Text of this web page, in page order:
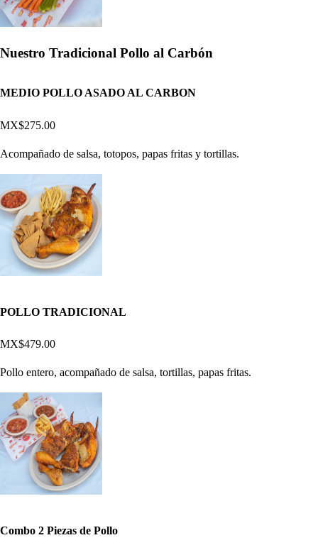
Nuestro Tradicional Pollo al Carbón
MEDIO POLLO ASADO AL CARBON
MX$275.00
Acompañado de salsa, totopos, papas fritas y tortillas.
POLLO TRADICIONAL
MX$479.00
Pollo entero, acompañado de salsa, tortillas, papas fritas.
Combo 2 Piezas de Pollo